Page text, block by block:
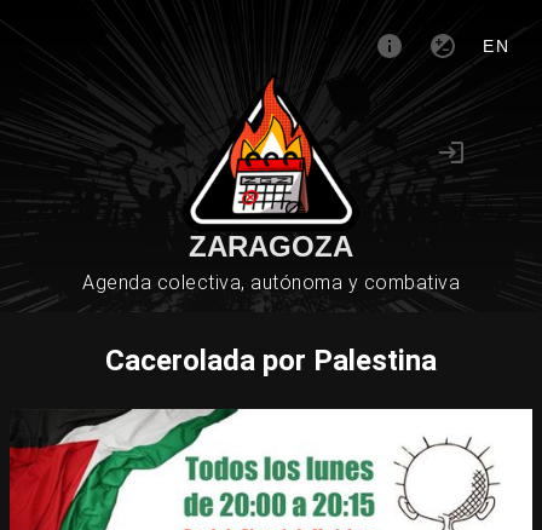
EN
ZARAGOZA
Agenda colectiva, autónoma y combativa
Cacerolada por Palestina